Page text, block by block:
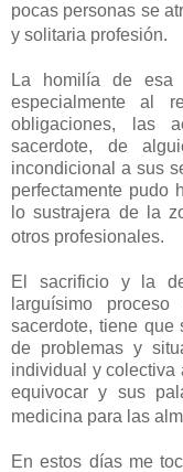
pocas personas se
y solitaria profesión.
La homilía de
especialmente al
obligaciones, las
sacerdote, de
incondicional a sus
perfectamente pudo
lo sustrajera de la
otros profesionales.
El sacrificio y la
larguísimo
sacerdote, tiene que
de problemas y
individual y colectiva
equivocar y sus
medicina para las
En estos días me